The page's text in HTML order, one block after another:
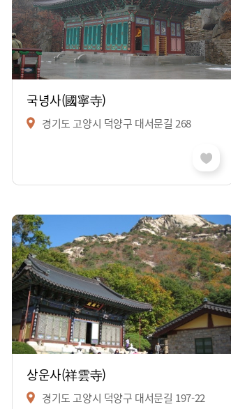
국녕사(國寧寺)
경기도 고양시 덕양구 대서문길 268
상운사(祥雲寺)
경기도 고양시 덕양구 대서문길 197-22